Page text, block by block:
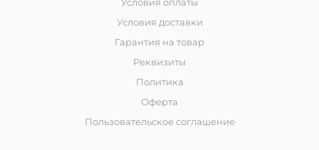
Условия доставки
Гарантия на товар
Реквизиты
Политика
Оферта
Пользовательское соглашение